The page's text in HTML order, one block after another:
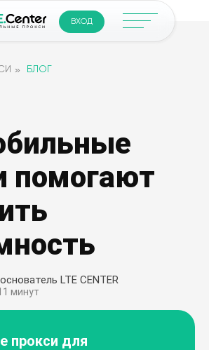
ВХОД
» БЛОГ
помогают
основатель LTE CENTER
минут
прокси для